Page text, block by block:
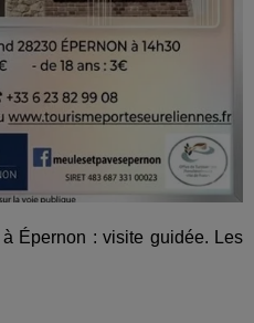
Épernon : visite guidée. Les